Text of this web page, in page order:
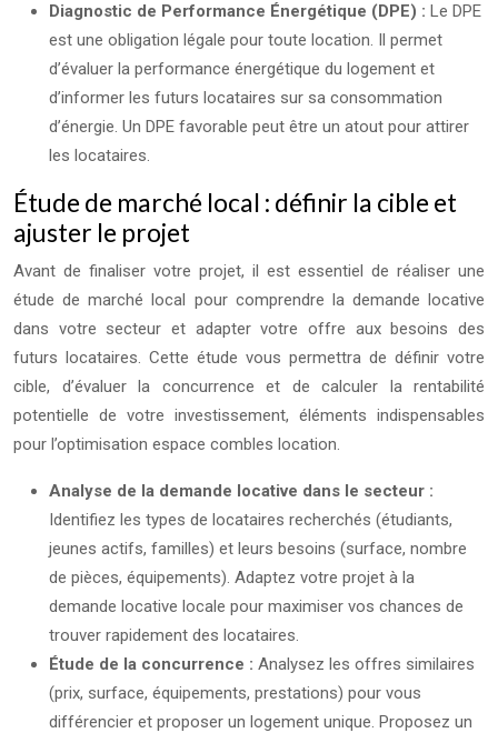
Diagnostic de Performance Énergétique (DPE) : Le DPE
est une obligation légale pour toute location. Il permet
d’évaluer la performance énergétique du logement et
d’informer les futurs locataires sur sa consommation
d’énergie. Un DPE favorable peut être un atout pour attirer
les locataires.
Étude de marché local : définir la cible et
ajuster le projet
Avant de finaliser votre projet, il est essentiel de réaliser une
étude de marché local pour comprendre la demande locative
dans votre secteur et adapter votre offre aux besoins des
futurs locataires. Cette étude vous permettra de définir votre
cible, d’évaluer la concurrence et de calculer la rentabilité
potentielle de votre investissement, éléments indispensables
pour l’optimisation espace combles location.
Analyse de la demande locative dans le secteur :
Identifiez les types de locataires recherchés (étudiants,
jeunes actifs, familles) et leurs besoins (surface, nombre
de pièces, équipements). Adaptez votre projet à la
demande locative locale pour maximiser vos chances de
trouver rapidement des locataires.
Étude de la concurrence : Analysez les offres similaires
(prix, surface, équipements, prestations) pour vous
différencier et proposer un logement unique. Proposez un